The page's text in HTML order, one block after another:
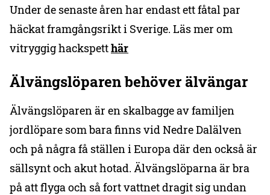
Under de senaste åren har endast ett fåtal par
häckat framgångsrikt i Sverige. Läs mer om
vitryggig hackspetthär
Älvängslöparen behöver älvängar
Älvängslöparen är en skalbagge av familjen
jordlöpare som bara finns vid Nedre Dalälven
och på några få ställen i Europa där den också är
sällsynt och akut hotad. Älvängslöparna är bra
på att flyga och så fort vattnet dragit sig undan